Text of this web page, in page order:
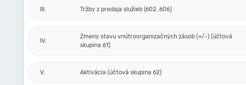
III. Tržby z predaja služieb (602, 606)
IV.
Zmeny stavu vnútroorganizačných zásob (+/-) (účtová
skupina 61)
V. Aktivácia (účtová skupina 62)